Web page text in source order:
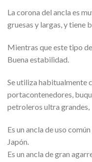
La corona del ancla es
gruesas y largas, y tiene
Mientras que este tipo
Buena estabilidad.
Se utiliza habitualmente
portacontenedores,
petroleros ultra grandes,
Es un ancla de uso
Japón.
Es un ancla de gran